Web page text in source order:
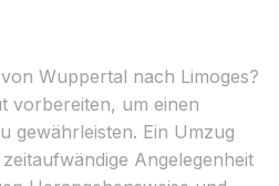
Wuppertal nach Limoges?
vorbereiten, um einen
gewährleisten. Ein Umzug
Angelegenheit